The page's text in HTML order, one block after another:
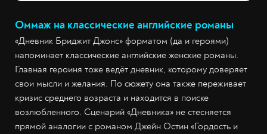
Оммаж на классические английские романы
«Дневник Бриджит Джонс» форматом (да и героями)
напоминает классические английские женские романы.
Главная героиня тоже ведёт дневник, которому доверяет
свои мысли и желания. По сюжету она также переживает
кризис среднего возраста и находится в поиске
возлюбленного. Сценарий «Дневника» не стесняется
прямой аналогии с романом Джейн Остин «Гордость и